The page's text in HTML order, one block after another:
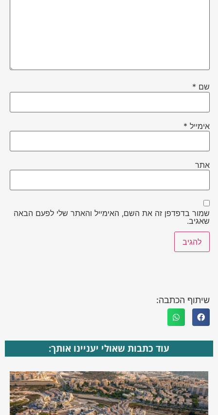
שם *
אימייל *
אתר
שמור בדפדפן זה את השם, האימייל והאתר שלי לפעם הבאה
שאגיב.
שיתוף הכתבה:
עוד כתבות שאולי יעניינו אותך: